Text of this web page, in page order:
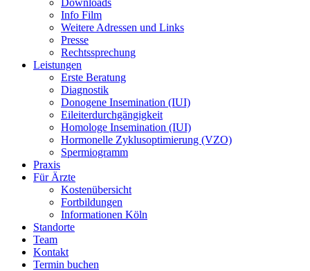
Downloads
Info Film
Weitere Adressen und Links
Presse
Rechtssprechung
Leistungen
Erste Beratung
Diagnostik
Donogene Insemination (IUI)
Eileiterdurchgängigkeit
Homologe Insemination (IUI)
Hormonelle Zyklusoptimierung (VZO)
Spermiogramm
Praxis
Für Ärzte
Kostenübersicht
Fortbildungen
Informationen Köln
Standorte
Team
Kontakt
Termin buchen